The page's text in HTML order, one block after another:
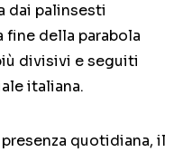
dai palinsesti
fine della parabola
divisivi e seguiti
italiana.
quotidiana, il